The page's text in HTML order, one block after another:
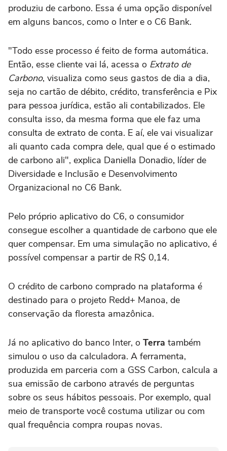
produziu de carbono. Essa é uma opção disponível
em alguns bancos, como o Inter e o C6 Bank.
"Todo esse processo é feito de forma automática.
Então, esse cliente vai lá, acessa o Extrato de
Carbono, visualiza como seus gastos de dia a dia,
seja no cartão de débito, crédito, transferência e Pix
para pessoa jurídica, estão ali contabilizados. Ele
consulta isso, da mesma forma que ele faz uma
consulta de extrato de conta. E aí, ele vai visualizar
ali quanto cada compra dele, qual que é o estimado
de carbono ali", explica Daniella Donadio, líder de
Diversidade e Inclusão e Desenvolvimento
Organizacional no C6 Bank.
Pelo próprio aplicativo do C6, o consumidor
consegue escolher a quantidade de carbono que ele
quer compensar. Em uma simulação no aplicativo, é
possível compensar a partir de R$ 0,14.
O crédito de carbono comprado na plataforma é
destinado para o projeto Redd+ Manoa, de
conservação da floresta amazônica.
Já no aplicativo do banco Inter, o Terra também
simulou o uso da calculadora. A ferramenta,
produzida em parceria com a GSS Carbon, calcula a
sua emissão de carbono através de perguntas
sobre os seus hábitos pessoais. Por exemplo, qual
meio de transporte você costuma utilizar ou com
qual frequência compra roupas novas.